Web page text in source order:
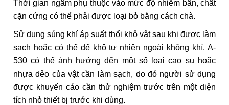
Thời gian ngâm phụ thuộc vào mức độ nhiễm bẩn, chất
cặn cứng có thể phải được loại bỏ bằng cách chà.
Sử dụng súng khí áp suất thổi khô vật sau khi được làm
sạch hoặc có thể để khô tự nhiên ngoài không khí. A-
530 có thể ảnh hưởng đến một số loại cao su hoặc
nhựa dẻo của vật cần làm sạch, do đó người sử dụng
được khuyến cáo cần thử nghiệm trước trên một diện
tích nhỏ thiết bị trước khi dùng.